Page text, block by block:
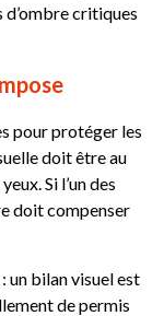
d’ombre critiques
pour protéger les
doit être au
Si l’un des
doit compenser
un bilan visuel est
de permis